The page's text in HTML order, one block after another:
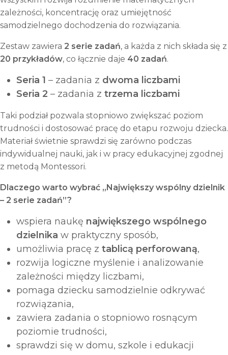
zależności, koncentrację oraz umiejętność
samodzielnego dochodzenia do rozwiązania.
Zestaw zawiera 2 serie zadań, a każda z nich składa się z
20 przykładów, co łącznie daje 40 zadań.
Seria 1 – zadania z dwoma liczbami
Seria 2 – zadania z trzema liczbami
Taki podział pozwala stopniowo zwiększać poziom
trudności i dostosować pracę do etapu rozwoju dziecka.
Materiał świetnie sprawdzi się zarówno podczas
indywidualnej nauki, jak i w pracy edukacyjnej zgodnej
z metodą Montessori.
Dlaczego warto wybrać „Największy wspólny dzielnik
– 2 serie zadań”?
wspiera naukę największego wspólnego
dzielnika w praktyczny sposób,
umożliwia pracę z tablicą perforowaną,
rozwija logiczne myślenie i analizowanie
zależności między liczbami,
pomaga dziecku samodzielnie odkrywać
rozwiązania,
zawiera zadania o stopniowo rosnącym
poziomie trudności,
sprawdzi się w domu, szkole i edukacji